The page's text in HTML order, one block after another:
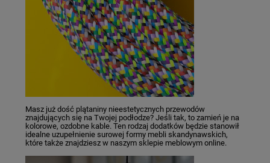
Masz już dość plątaniny nieestetycznych przewodów
znajdujących się na Twojej podłodze? Jeśli tak, to zamień je na
kolorowe, ozdobne kable. Ten rodzaj dodatków będzie stanowił
idealne uzupełnienie surowej formy mebli skandynawskich,
które także znajdziesz w naszym sklepie meblowym online.